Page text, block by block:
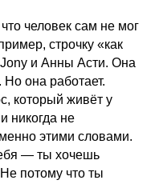
человек сам не мог
строчку «как
и Анны Асти. Она
Но она работает.
который живёт у
никогда не
этими словами.
— ты хочешь
потому что ты